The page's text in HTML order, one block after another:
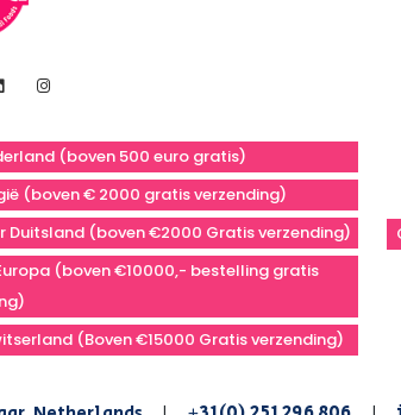
(boven 500 euro gratis)
(boven € 2000 gratis verzending)
Duitsland (boven €2000 Gratis verzending)
(boven €10000,- bestelling gratis
(Boven €15000 Gratis verzending)